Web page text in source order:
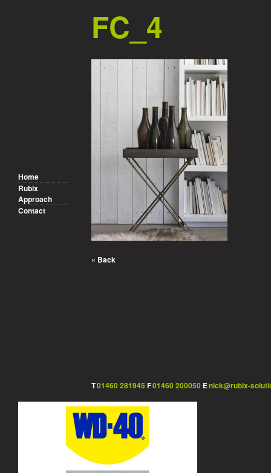
Home
Rubix
Approach
Contact
FC_4
« Back
T01460 281945 F01460 200050 Enick@rubix-